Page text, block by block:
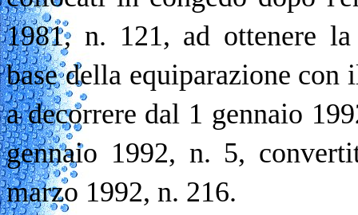
1981, n. 121, ad ottenere
base della equiparazione
a decorrere dal 1 gennaio
gennaio 1992, n. 5,
marzo 1992, n. 216.